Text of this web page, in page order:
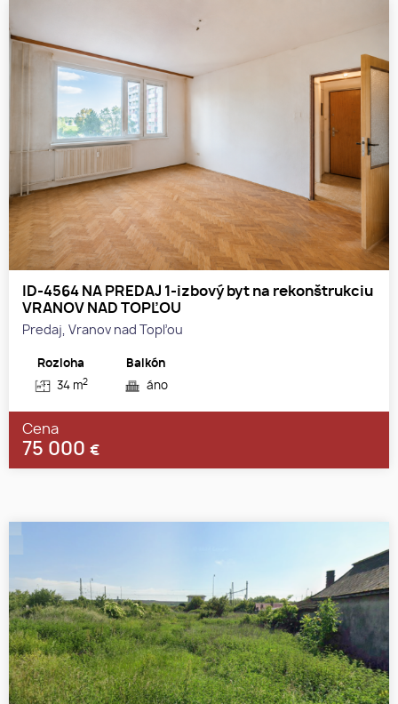
ID-4564 NA PREDAJ 1-izbový byt na rekonštrukciu
VRANOV NAD TOPĽOU
Predaj, Vranov nad Topľou
Rozloha
34 m2
Balkón
áno
Cena
75 000 €